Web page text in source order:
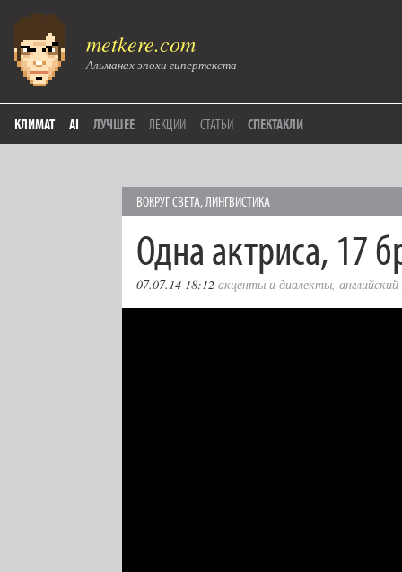
metkere.com
Альманах эпохи гипертекста
КЛИМАТ AI ЛУЧШЕЕ ЛЕКЦИИ СТАТЬИ СПЕКТАКЛИ
ВОКРУГ СВЕТА,ЛИНГВИСТИКА
Одна актриса, 17
07.07.14 18:12 акценты и диалекты,